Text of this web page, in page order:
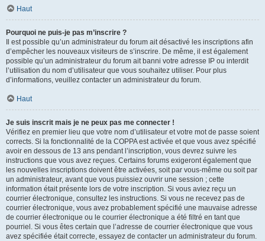
Haut
Pourquoi ne puis-je pas m’inscrire ?
Il est possible qu’un administrateur du forum ait désactivé les inscriptions afin
d’empêcher les nouveaux visiteurs de s’inscrire. De même, il est également
possible qu’un administrateur du forum ait banni votre adresse IP ou interdit
l’utilisation du nom d’utilisateur que vous souhaitez utiliser. Pour plus
d’informations, veuillez contacter un administrateur du forum.
Haut
Je suis inscrit mais je ne peux pas me connecter !
Vérifiez en premier lieu que votre nom d’utilisateur et votre mot de passe soient
corrects. Si la fonctionnalité de la COPPA est activée et que vous avez spécifié
avoir en dessous de 13 ans pendant l’inscription, vous devrez suivre les
instructions que vous avez reçues. Certains forums exigeront également que
les nouvelles inscriptions doivent être activées, soit par vous-même ou soit par
un administrateur, avant que vous puissiez ouvrir une session ; cette
information était présente lors de votre inscription. Si vous aviez reçu un
courrier électronique, consultez les instructions. Si vous ne recevez pas de
courrier électronique, vous avez probablement spécifié une mauvaise adresse
de courrier électronique ou le courrier électronique a été filtré en tant que
pourriel. Si vous êtes certain que l’adresse de courrier électronique que vous
avez spécifiée était correcte, essayez de contacter un administrateur du forum.